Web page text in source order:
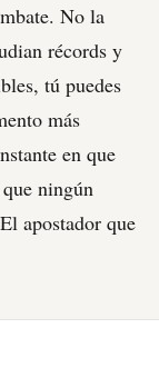
No la
récords y
tú puedes
más
en que
ningún
apostador que